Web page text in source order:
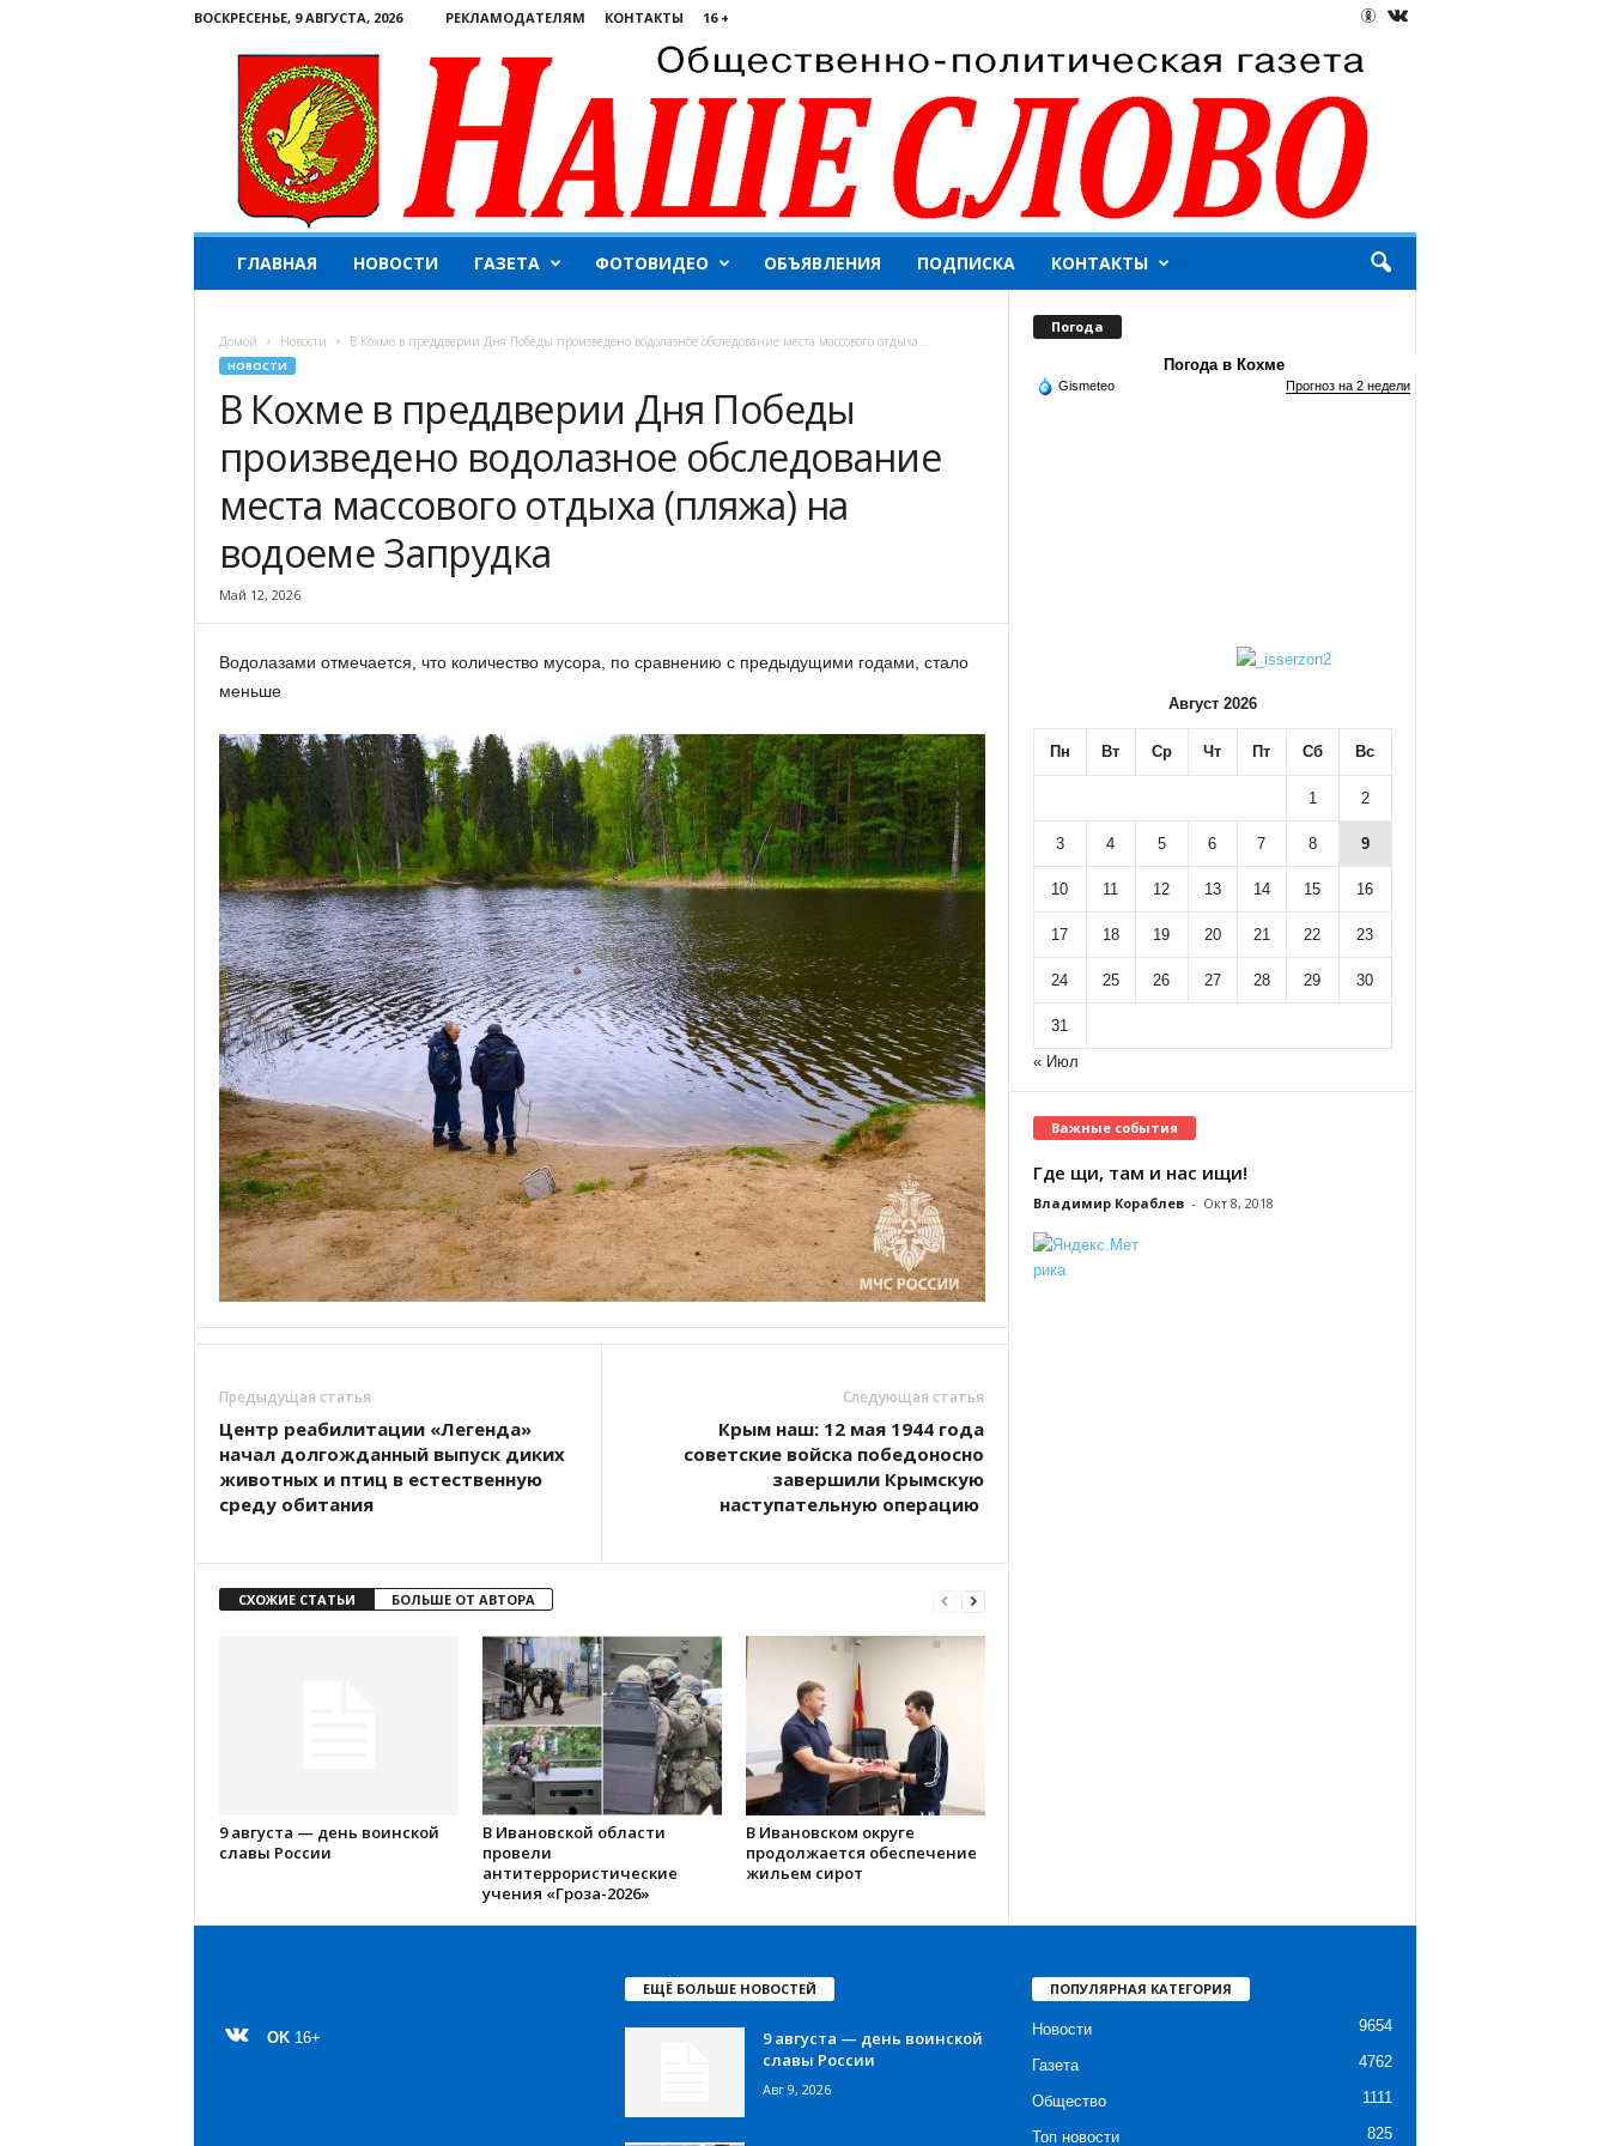
ВОСКРЕСЕНЬЕ, 9 АВГУСТА, 2026 РЕКЛАМОДАТЕЛЯМ КОНТАКТЫ 16 +
ш
,
л
а
ГЛАВНАЯ НОВОСТИ ГАЗЕТА ФОТОВИДЕО ОБЪЯВЛЕНИЯ ПОДПИСКА КОНТАКТЫ
Домой Новости В Кохме в преддверии Дня Победы произведено водолазное обследование места массового отдыха...
НОВОСТИ
В Кохме в преддверии Дня Победы
произведено водолазное обследование
места массового отдыха (пляжа) на
водоеме Запрудка
Май 12, 2026
Водолазами отмечается, что количество мусора, по сравнению с предыдущими годами, стало
меньше
Предыдущая статья
Центр реабилитации «Легенда»
начал долгожданный выпуск диких
животных и птиц в естественную
среду обитания
Следующая статья
Крым наш: 12 мая 1944 года
советские войска победоносно
завершили Крымскую
наступательную операцию
СХОЖИЕ СТАТЬИ БОЛЬШЕ ОТ АВТОРА
9 августа — день воинской
славы России
В Ивановской области
провели
антитеррористические
учения «Гроза-2026»
В Ивановском округе
продолжается обеспечение
жильем сирот
Погода
Погода в Кохме
Gismeteo Прогноз на 2 недели
Август 2026
Пн Вт Ср Чт Пт Сб Вс
1 2
3 4 5 6 7 8 9
10 11 12 13 14 15 16
17 18 19 20 21 22 23
24 25 26 27 28 29 30
31
« Июл
Важные события
Где щи, там и нас ищи!
Владимир Кораблев - Окт 8, 2018
OK 16+
ЕЩЁ БОЛЬШЕ НОВОСТЕЙ
9 августа — день воинской
славы России
Авг 9, 2026
ПОПУЛЯРНАЯ КАТЕГОРИЯ
Новости 9654
Газета 4762
Общество 1111
Топ новости 825